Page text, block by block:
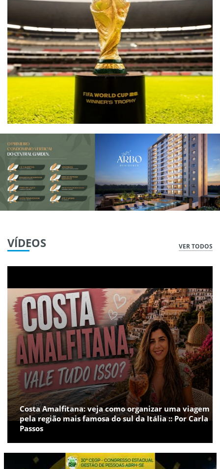
VÍDEOS VER TODOS
Costa Amalfitana: veja como organizar uma viagem
pela região mais famosa do sul da Itália :: Por Carla
Passos